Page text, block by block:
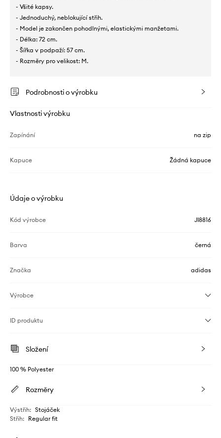
- Všité kapsy.
- Jednoduchý, neblokující střih.
- Model je zakončen pohodlnými, elastickými manžetami.
- Délka: 72 cm.
- Šířka v podpaží: 57 cm.
- Rozměry pro velikost: M.
Podrobnosti o výrobku
Vlastnosti výrobku
Zapínání na zip
Kapuce Žádná kapuce
Údaje o výrobku
Kód výrobce JI8816
Barva černá
Značka adidas
Výrobce
ID produktu
Složení
100 % Polyester
Rozměry
Výstřih: Stojáček
Střih: Regular fit